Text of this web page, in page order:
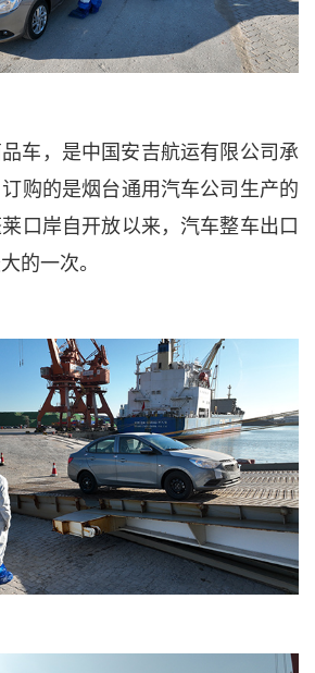
车，是中国安吉航运有限公司承
购的是烟台通用汽车公司生产的
口岸自开放以来，汽车整车出口
的一次。